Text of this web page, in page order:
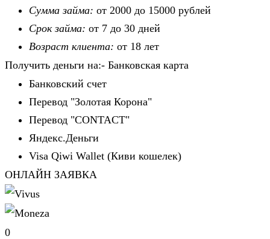
Сумма займа: от 2000 до 15000 рублей
Срок займа: от 7 до 30 дней
Возраст клиента: от 18 лет
Получить деньги на:- Банковская карта
Банковский счет
Перевод "Золотая Корона"
Перевод "CONTACT"
Яндекс.Деньги
Visa Qiwi Wallet (Киви кошелек)
ОНЛАЙН ЗАЯВКА
0